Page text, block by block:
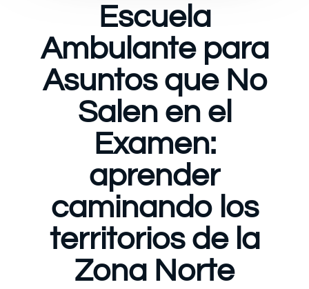
Escuela
Ambulante para
Asuntos que No
Salen en el
Examen:
aprender
caminando los
territorios de la
Zona Norte